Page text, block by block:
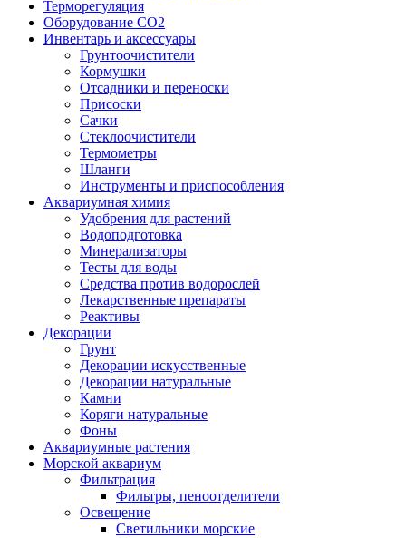
Терморегуляция
Оборудование CO2
Инвентарь и аксессуары
Грунтоочистители
Кормушки
Отсадники и переноски
Присоски
Сачки
Стеклоочистители
Термометры
Шланги
Инструменты и приспособления
Аквариумная химия
Удобрения для растений
Водоподготовка
Минерализаторы
Тесты для воды
Средства против водорослей
Лекарственные препараты
Реактивы
Декорации
Грунт
Декорации искусственные
Декорации натуральные
Камни
Коряги натуральные
Фоны
Аквариумные растения
Морской аквариум
Фильтрация
Фильтры, пеноотделители
Освещение
Светильники морские